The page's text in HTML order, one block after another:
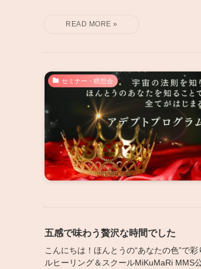
セミナー・瞑想会
五感で味わう贅沢な時間でした
こんにちは！ほんとうの“あなたの色”で
ルヒーリング＆スクールMiKuMaRi MMS